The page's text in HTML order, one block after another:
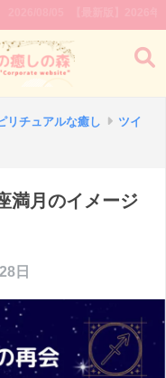
リチュアルな癒し
ツイ
満月のイメージ
日